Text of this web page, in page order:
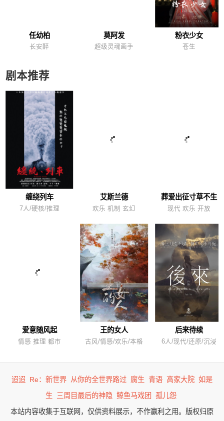
任幼柏
长安醉
莫阿发
超级灵魂画手
粉衣少女
苍生
剧本推荐
缠绕列车
7人/硬核/推理
艾斯兰德
欢乐 机制 玄幻
葬爱出征寸草不生
现代 欢乐 开放
爱意随风起
情感 推理 都市
王的女人
古风/情感/欢乐/本格
后来待续
6人/现代/还原/沉浸
迢迢 Re：新世界 从你的全世界路过 腐生 青语 高家大院 如是
生
三周目最后的神隐 鲸鱼马戏团
孤儿怨
本站内容收集于互联网，仅供资料展示，不作赢利之用。版权归原